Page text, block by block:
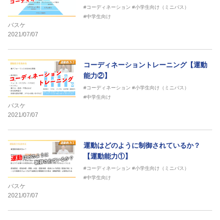
バスケ
2021/07/07
#コーディネーション #小学生向け（ミニバス）
#中学生向け
バスケ
2021/07/07
コーディネーショントレーニング【運動
能力②】
#コーディネーション #小学生向け（ミニバス）
#中学生向け
バスケ
2021/07/07
運動はどのように制御されているか？
【運動能力①】
#コーディネーション #小学生向け（ミニバス）
#中学生向け